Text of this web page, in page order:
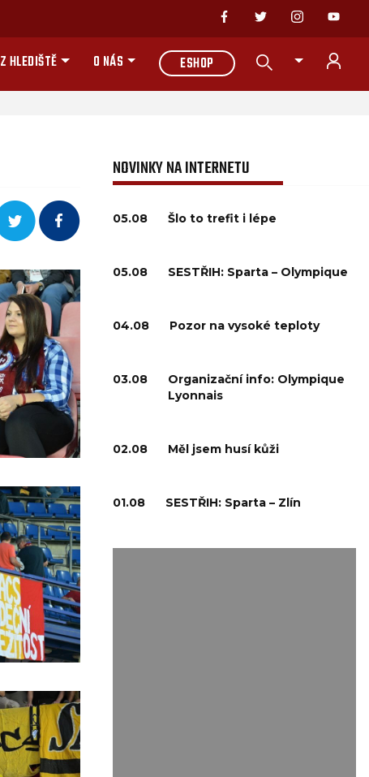
Z HLEDIŠTĚ O NÁS ESHOP
NOVINKY NA INTERNETU
05.08 Šlo to trefit i lépe
05.08 SESTŘIH: Sparta – Olympique
04.08 Pozor na vysoké teploty
03.08
Organizační info: Olympique
Lyonnais
02.08 Měl jsem husí kůži
01.08 SESTŘIH: Sparta – Zlín